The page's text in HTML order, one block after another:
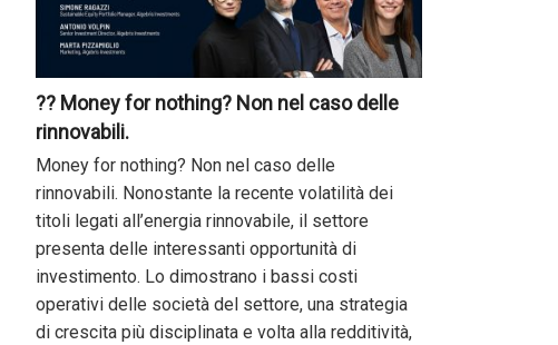
?? Money for nothing? Non nel caso delle
rinnovabili.
Money for nothing? Non nel caso delle
rinnovabili. Nonostante la recente volatilità dei
titoli legati all’energia rinnovabile, il settore
presenta delle interessanti opportunità di
investimento. Lo dimostrano i bassi costi
operativi delle società del settore, una strategia
di crescita più disciplinata e volta alla redditività,